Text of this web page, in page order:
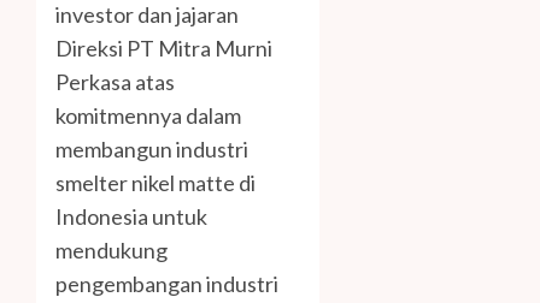
investor dan jajaran
Direksi PT Mitra Murni
Perkasa atas
komitmennya dalam
membangun industri
smelter nikel matte di
Indonesia untuk
mendukung
pengembangan industri